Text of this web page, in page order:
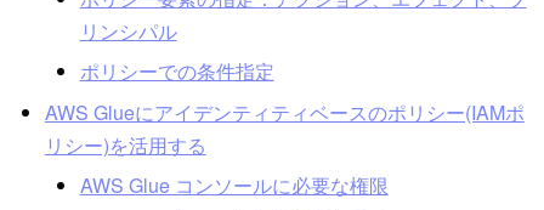
リンシパル
ポリシーでの条件指定
AWS Glueにアイデンティティベースのポリシー(IAMポ
リシー)を活用する
AWS Glue コンソールに必要な権限